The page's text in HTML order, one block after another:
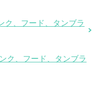
ク、フード、タンブラ
ク、フード、タンブラ